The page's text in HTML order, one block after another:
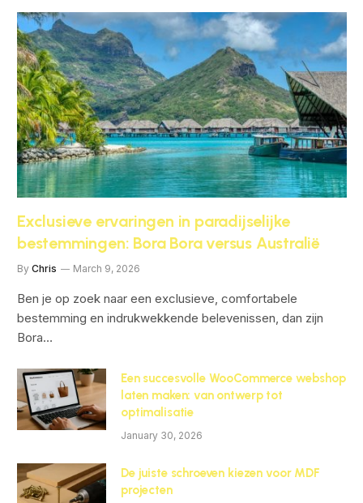
Exclusieve ervaringen in paradijselijke
bestemmingen: Bora Bora versus Australië
By Chris March 9, 2026
Ben je op zoek naar een exclusieve, comfortabele
bestemming en indrukwekkende belevenissen, dan zijn
Bora…
Een succesvolle WooCommerce webshop
laten maken: van ontwerp tot
optimalisatie
January 30, 2026
De juiste schroeven kiezen voor MDF
projecten